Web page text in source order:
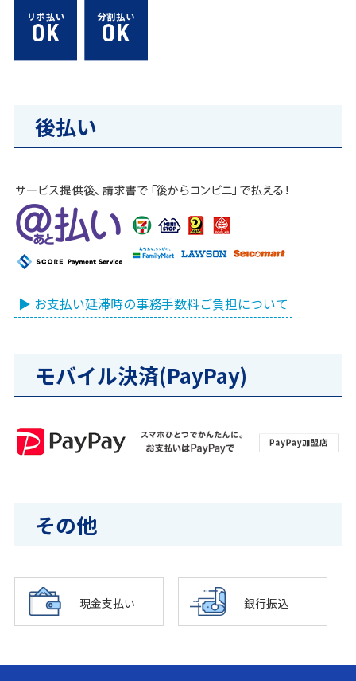
後払い
▶ お支払い延滞時の事務手数料ご負担について
モバイル決済(PayPay)
その他
現金支払い 銀行振込